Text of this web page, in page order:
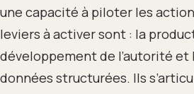
une capacité à piloter les
leviers à activer sont : la
développement de l’autorité et
données structurées. Ils